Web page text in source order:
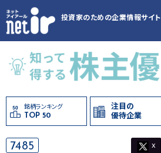
投資家のための企業情報サイト
銘柄ランキング
TOP 50
注目の
優待企業
7485 X